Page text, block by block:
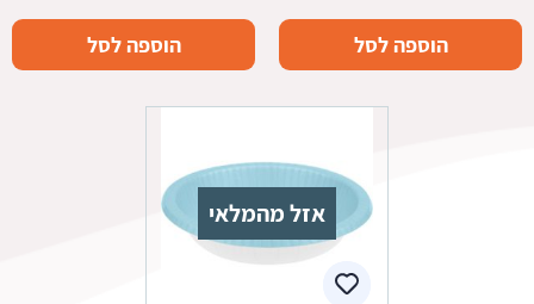
הוספה לסל הוספה לסל
אזל מהמלאי